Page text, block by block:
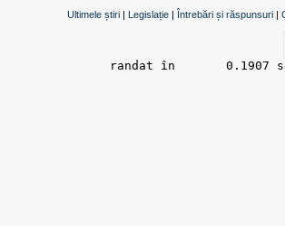
Ultimele știri | Legislație | Întrebări și răspunsuri |
randat în